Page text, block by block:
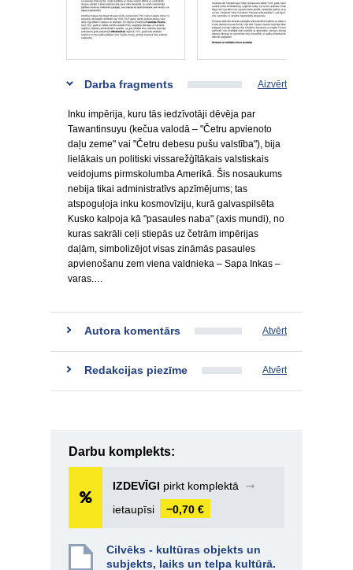
Darba fragments Aizvērt
Inku impērija, kuru tās iedzīvotāji dēvēja par
Tawantinsuyu (kečua valodā – "Četru apvienoto
daļu zeme" vai "Četru debesu pušu valstība"), bija
lielākais un politiski vissarežģītākais valstiskais
veidojums pirmskolumba Amerikā. Šis nosaukums
nebija tikai administratīvs apzīmējums; tas
atspoguļoja inku kosmovīziju, kurā galvaspilsēta
Kusko kalpoja kā "pasaules naba" (axis mundi), no
kuras sakrāli ceļi stiepās uz četrām impērijas
daļām, simbolizējot visas zināmās pasaules
apvienošanu zem viena valdnieka – Sapa Inkas –
varas.…
Autora komentārs Atvērt
Redakcijas piezīme Atvērt
Darbu komplekts:
IZDEVĪGI pirkt komplektā
➞
ietaupīsi
−0,70 €
Cilvēks - kultūras objekts un
subjekts, laiks un telpa kultūrā.